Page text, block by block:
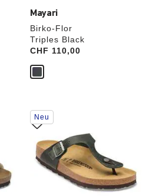
Mayari
Birko-Flor
Triples Black
Price:
CHF 110,00
Durch
Anklicken
der
Farben
werden
die
Produktbilder
aktualisiert.
Neu